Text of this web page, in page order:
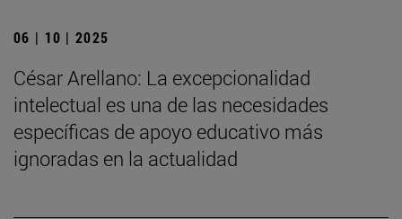
06 | 10 | 2025
César Arellano: La excepcionalidad
intelectual es una de las necesidades
específicas de apoyo educativo más
ignoradas en la actualidad